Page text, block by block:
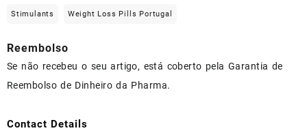
Stimulants Weight Loss Pills Portugal
Reembolso
Se não recebeu o seu artigo, está coberto pela Garantia de
Reembolso de Dinheiro da Pharma.
Contact Details